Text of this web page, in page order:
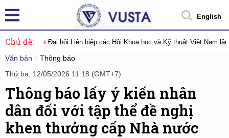
English
Chủ đề: Đại hội Liên hiệp các Hội Khoa học và Kỹ thuật Việt Nam
Văn bản
Thông báo
Thứ ba, 12/05/2026 11:18 (GMT+7)
Thông báo lấy ý kiến nhân
dân đối với tập thể đề nghị
khen thưởng cấp Nhà nước